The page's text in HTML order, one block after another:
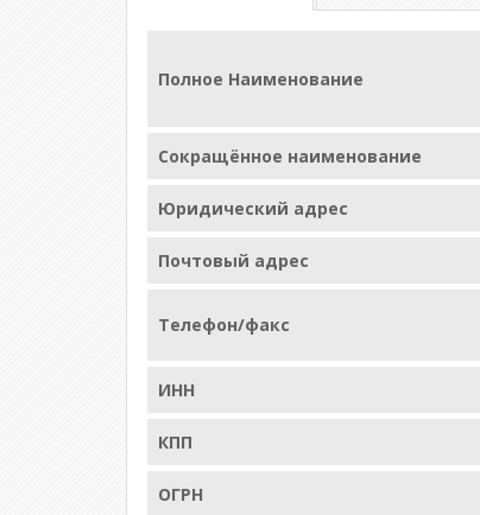
Полное Наименование
Сокращённое наименование
Юридический адрес
Почтовый адрес
Телефон/факс
ИНН
КПП
ОГРН